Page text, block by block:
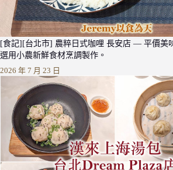
[食記][台北市] 農粹日式咖哩 長安店 — 平價美
選用小農新鮮食材烹調製作。
2026 年 7 月 23 日